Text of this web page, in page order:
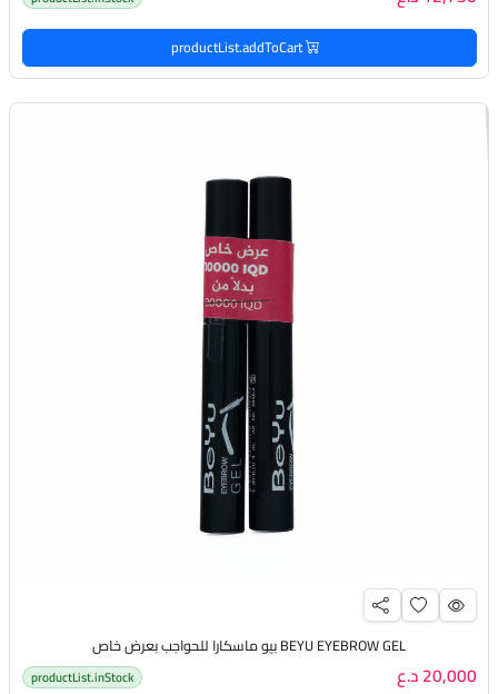
productList.addToCart
BEYU EYEBROW GEL بيو ماسكارا للحواجب بعرض خاص
20,000 د.ع productList.inStock